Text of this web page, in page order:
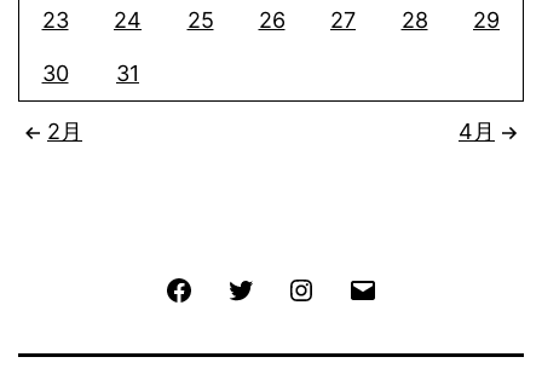
23 24 25 26 27 28 29
30 31
2月 4月
FacebookTwitter Instagram